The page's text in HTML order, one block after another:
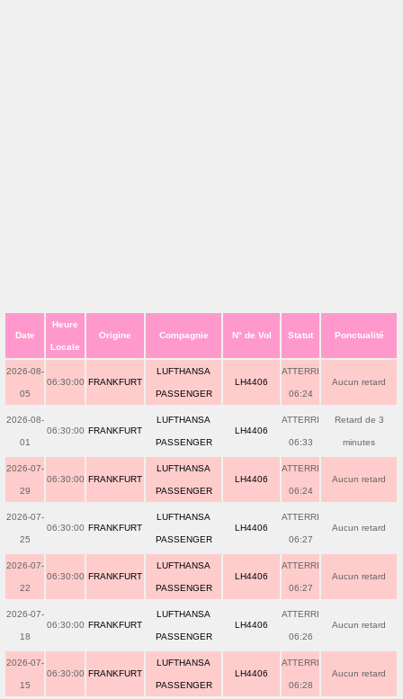
Date
Heure
Locale
Origine Compagnie N° de Vol Statut Ponctualité
2026-08-
05
06:30:00 FRANKFURT
LUFTHANSA
PASSENGER
LH4406
ATTERRI
06:24
Aucun retard
2026-08-
01
06:30:00 FRANKFURT
LUFTHANSA
PASSENGER
LH4406
ATTERRI
06:33
Retard de 3
minutes
2026-07-
29
06:30:00 FRANKFURT
LUFTHANSA
PASSENGER
LH4406
ATTERRI
06:24
Aucun retard
2026-07-
25
06:30:00 FRANKFURT
LUFTHANSA
PASSENGER
LH4406
ATTERRI
06:27
Aucun retard
2026-07-
22
06:30:00 FRANKFURT
LUFTHANSA
PASSENGER
LH4406
ATTERRI
06:27
Aucun retard
2026-07-
18
06:30:00 FRANKFURT
LUFTHANSA
PASSENGER
LH4406
ATTERRI
06:26
Aucun retard
2026-07-
15
06:30:00 FRANKFURT
LUFTHANSA
PASSENGER
LH4406
ATTERRI
06:28
Aucun retard